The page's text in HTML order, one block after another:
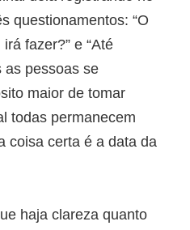
questionamentos: “O
fazer?” e “Até
as pessoas se
maior de tomar
todas permanecem
coisa certa é a data da
haja clareza quanto